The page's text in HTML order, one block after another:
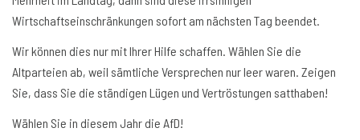
Wirtschaftseinschränkungen sofort am nächsten Tag beendet.
Wir können dies nur mit Ihrer Hilfe schaffen. Wählen Sie die
Altparteien ab, weil sämtliche Versprechen nur leer waren. Zeigen
Sie, dass Sie die ständigen Lügen und Vertröstungen satthaben!
Wählen Sie in diesem Jahr die AfD!